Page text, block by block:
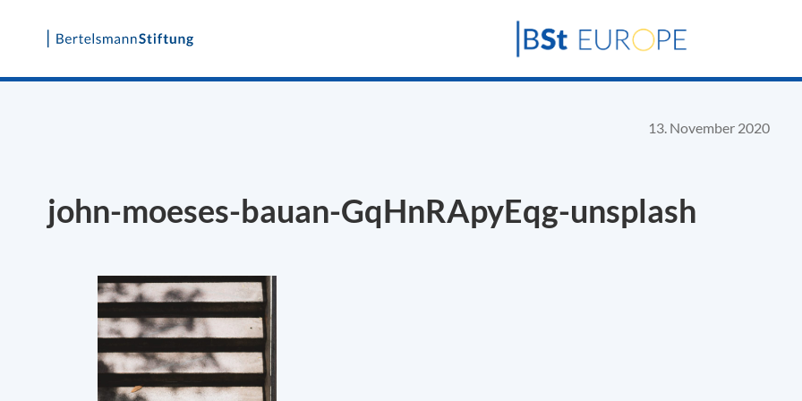
Skip
13. November 2020
john-moeses-bauan-GqHnRApyEqg-unsplash